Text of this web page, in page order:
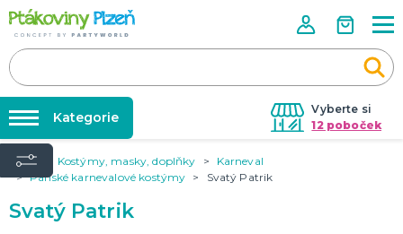
Vyberte si
12 poboček
Půjčovna kostýmů
Nafukování balónků
Kategorie
KOSTÝMY, MASKY, DOPLŇKY
Karneval
Úvod Kostýmy, masky, doplňky
Karneval
Pánské karnevalové kostýmy
Svatý Patrik
Svatý Patrik